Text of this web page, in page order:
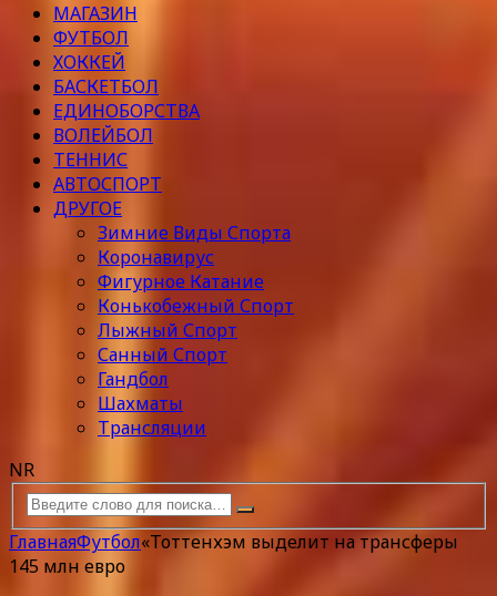
МАГАЗИН
ФУТБОЛ
ХОККЕЙ
БАСКЕТБОЛ
ЕДИНОБОРСТВА
ВОЛЕЙБОЛ
ТЕННИС
АВТОСПОРТ
ДРУГОЕ
Зимние Виды Спорта
Коронавирус
Фигурное Катание
Конькобежный Спорт
Лыжный Спорт
Санный Спорт
Гандбол
Шахматы
Трансляции
NR
ГлавнаяФутбол«Тоттенхэм выделит на трансферы
145 млн евро